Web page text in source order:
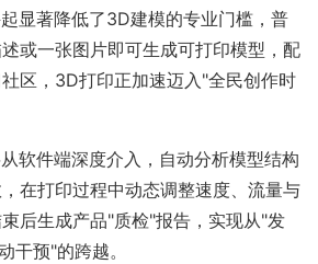
显著降低了3D建模的专业门槛，普
或一张图片即可生成可打印模型，配
区，3D打印正加速迈入"全民创作时
软件端深度介入，自动分析模型结构
在打印过程中动态调整速度、流量与
后生成产品"质检"报告，实现从"发
干预"的跨越。